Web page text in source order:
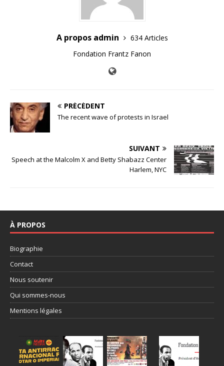
A propos admin
634 Articles
Fondation Frantz Fanon
PRÉCÉDENT
The recent wave of protests in Israel
SUIVANT
Speech at the Malcolm X and Betty Shabazz Center
Harlem, NYC
À PROPOS
Biographie
Contact
Nous soutenir
Qui sommes-nous
Mentions légales